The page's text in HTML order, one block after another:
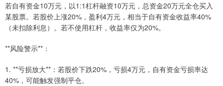
若自有资金10万元，以1:1杠杆融资10万元，总资金20万元全仓买入
某股票。若股价上涨20%，盈利4万元，相当于自有资金收益率40%
（未扣除利息）。若不使用杠杆，收益率仅为20%。
**风险警示**：
1. **亏损放大**：若股价下跌20%，亏损4万元，自有资金亏损率达
40%，可能触发强制平仓。